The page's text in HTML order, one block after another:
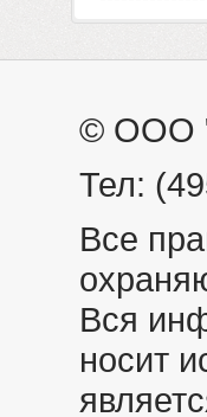
© ООО
Тел:
Все
Вся
носит